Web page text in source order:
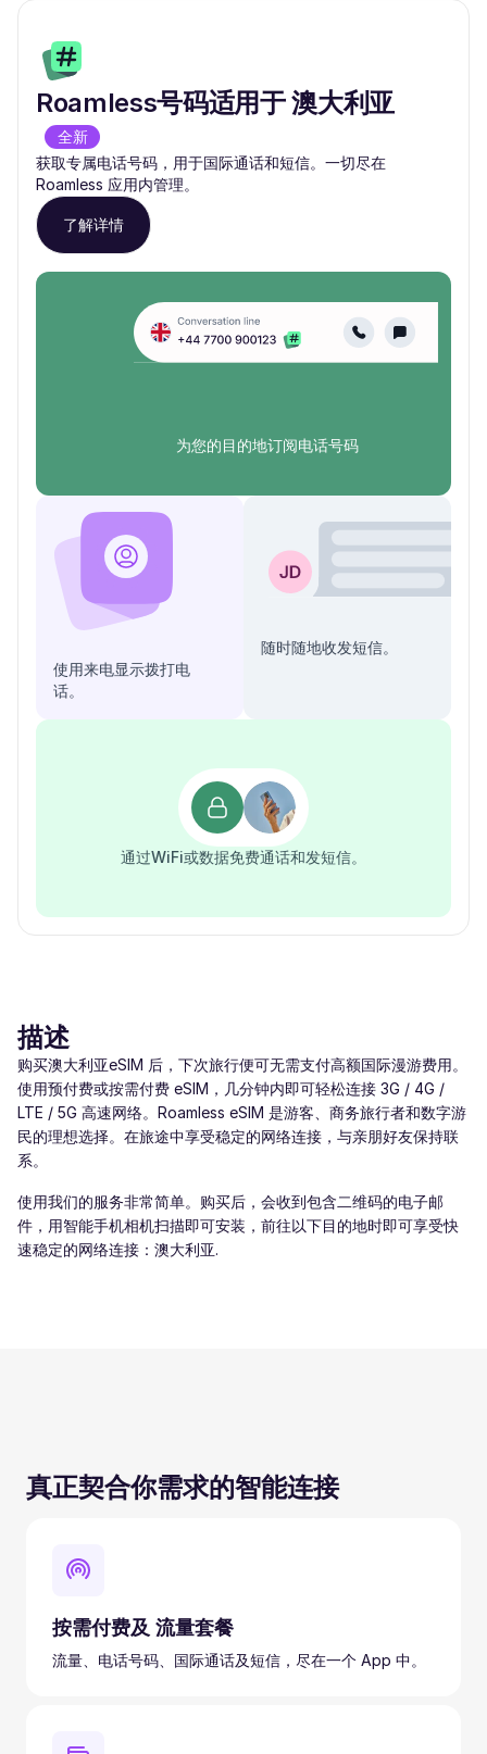
Roamless号码适用于 澳大利亚
全新
获取专属电话号码，用于国际通话和短信。一切尽在
Roamless 应用内管理。
了解详情
为您的目的地订阅电话号码
使用来电显示拨打电
话。
随时随地收发短信。
通过WiFi或数据免费通话和发短信。
描述
购买澳大利亚eSIM 后，下次旅行便可无需支付高额国际漫游费用。
使用预付费或按需付费 eSIM，几分钟内即可轻松连接 3G / 4G /
LTE / 5G 高速网络。Roamless eSIM 是游客、商务旅行者和数字游
民的理想选择。在旅途中享受稳定的网络连接，与亲朋好友保持联
系。
使用我们的服务非常简单。购买后，会收到包含二维码的电子邮
件，用智能手机相机扫描即可安装，前往以下目的地时即可享受快
速稳定的网络连接：澳大利亚.
真正契合你需求的智能连接
按需付费及 流量套餐
流量、电话号码、国际通话及短信，尽在一个 App 中。